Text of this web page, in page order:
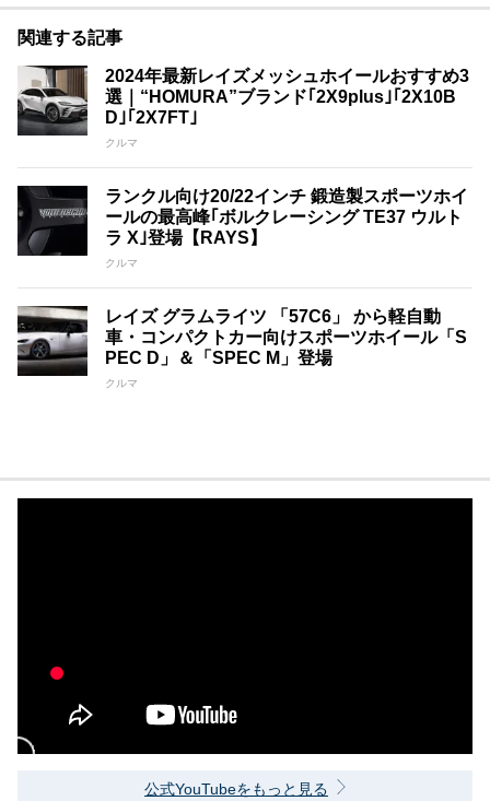
関連する記事
2024年最新レイズメッシュホイールおすすめ3
選｜“HOMURA”ブランド｢2X9plus｣｢2X10B
D｣｢2X7FT｣
クルマ
ランクル向け20/22インチ 鍛造製スポーツホイ
ールの最高峰｢ボルクレーシング TE37 ウルト
ラ X｣登場【RAYS】
クルマ
レイズ グラムライツ 「57C6」 から軽自動
車・コンパクトカー向けスポーツホイール「S
PEC D」＆「SPEC M」登場
クルマ
公式YouTubeをもっと見る